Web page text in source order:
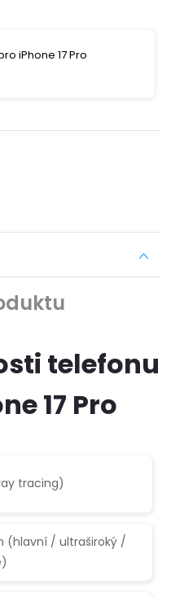
iPhone 17 Pro
telefonu
17 Pro
tracing)
(hlavní / ultraširoký /